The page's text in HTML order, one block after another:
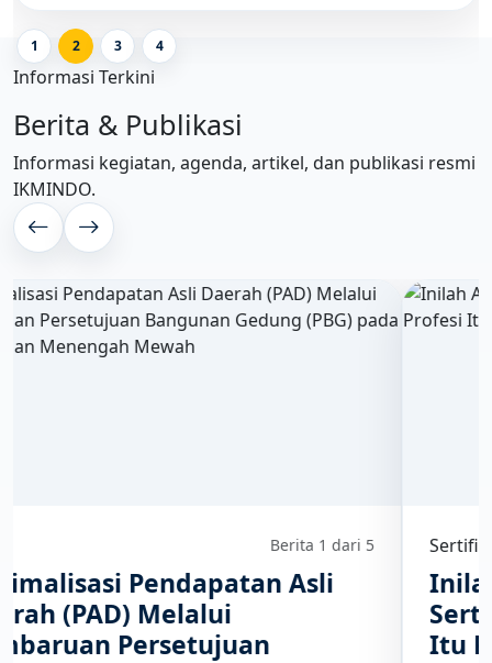
1 2 3 4
Informasi Terkini
Berita & Publikasi
Informasi kegiatan, agenda, artikel, dan publikasi resmi
IKMINDO.
Berita 2 dari 5
Inilah Alasan Mengapa
Sertifikasi dan Asosiasi Profesi
Itu Penting